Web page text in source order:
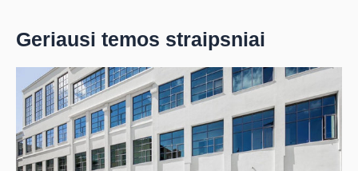
Geriausi temos straipsniai